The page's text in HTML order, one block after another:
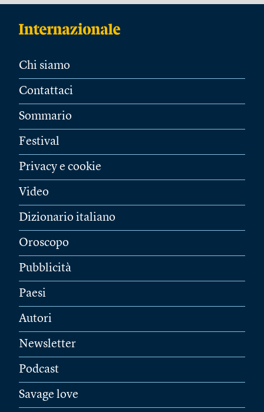
Chi siamo
Contattaci
Sommario
Festival
Privacy e cookie
Video
Dizionario italiano
Oroscopo
Pubblicità
Paesi
Autori
Newsletter
Podcast
Savage love